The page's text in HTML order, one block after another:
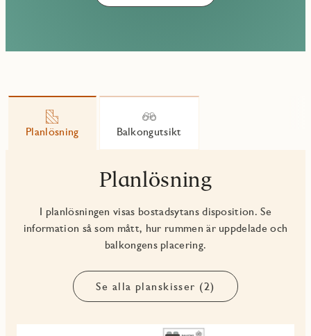
Planlösning Balkongutsikt
Planlösning
I planlösningen visas bostadsytans disposition. Se
information så som mått, hur rummen är uppdelade och
balkongens placering.
Se alla planskisser (2)